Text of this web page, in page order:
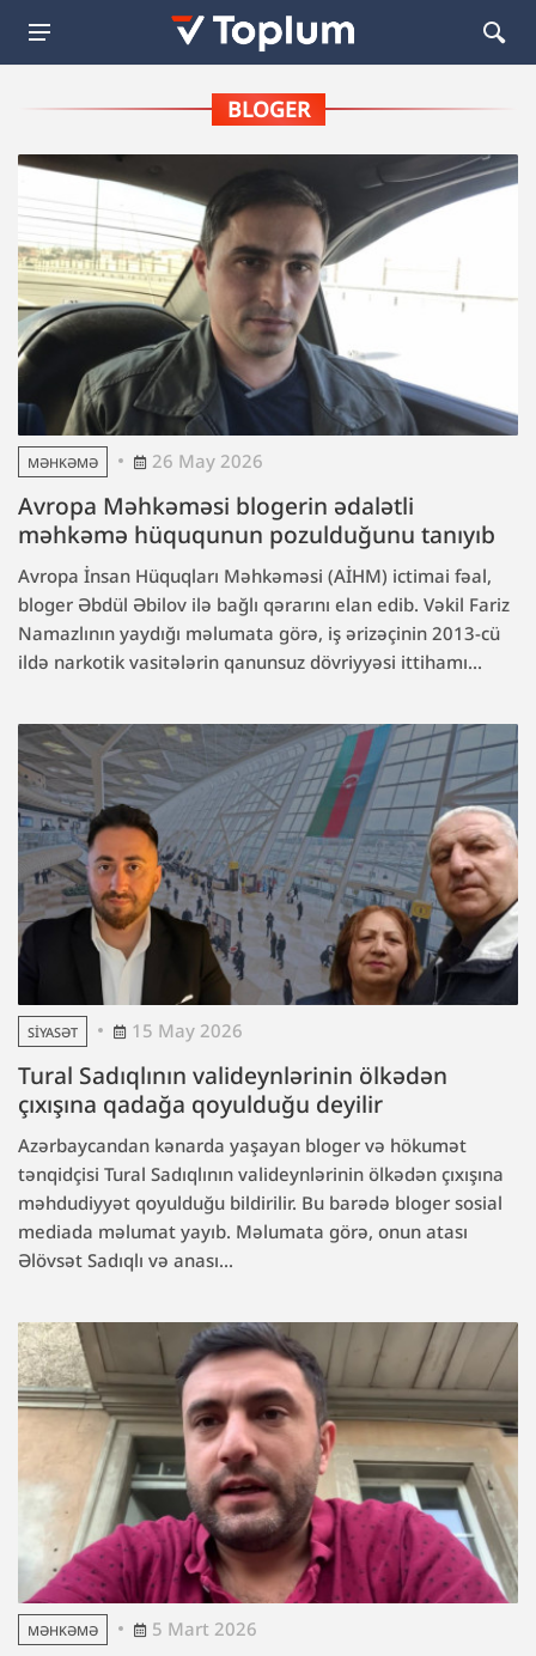
BLOGER
MƏHKƏMƏ 26 May 2026
Avropa Məhkəməsi blogerin ədalətli
məhkəmə hüququnun pozulduğunu tanıyıb
Avropa İnsan Hüquqları Məhkəməsi (AİHM) ictimai fəal,
bloger Əbdül Əbilov ilə bağlı qərarını elan edib. Vəkil Fariz
Namazlının yaydığı məlumata görə, iş ərizəçinin 2013-cü
ildə narkotik vasitələrin qanunsuz dövriyyəsi ittihamı...
SIYASƏT 15 May 2026
Tural Sadıqlının valideynlərinin ölkədən
çıxışına qadağa qoyulduğu deyilir
Azərbaycandan kənarda yaşayan bloger və hökumət
tənqidçisi Tural Sadıqlının valideynlərinin ölkədən çıxışına
məhdudiyyət qoyulduğu bildirilir. Bu barədə bloger sosial
mediada məlumat yayıb. Məlumata görə, onun atası
Əlövsət Sadıqlı və anası...
MƏHKƏMƏ 5 Mart 2026